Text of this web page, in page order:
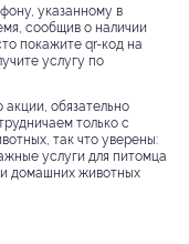
указанному в
сообщив о наличии
покажите qr-код на
услугу по
обязательно
только с
так что уверены:
услуги для питомца
домашних животных